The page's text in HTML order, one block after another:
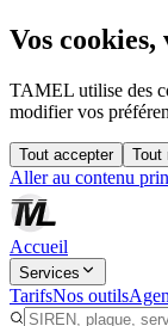
Vos
TAMEL utilise des
modifier vos
Tout accepter Tout
Aller au contenu
Accueil
Services
TarifsNos outils